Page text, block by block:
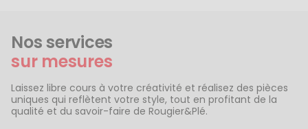
Nos services
sur mesures
Laissez libre cours à votre créativité et réalisez des pièces
uniques qui reflètent votre style, tout en profitant de la
qualité et du savoir-faire de Rougier&Plé.